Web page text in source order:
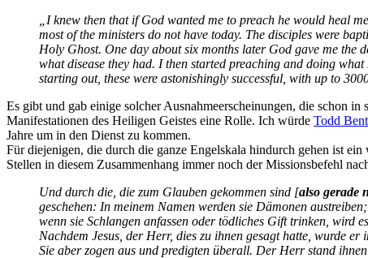
„I knew then that if God wanted me to preach he would heal
most of the ministers do not have today. The disciples were
Holy Ghost. One day about six months later God gave me the
what disease they had. I then started preaching and doing
starting out, these were astonishingly successful, with up to
Es gibt und gab einige solcher Ausnahmeerscheinungen, die schon
Manifestationen des Heiligen Geistes eine Rolle. Ich würde Todd
Jahre um in den Dienst zu kommen.
Für diejenigen, die durch die ganze Engelskala hindurch gehen ist
Stellen in diesem Zusammenhang immer noch der Missionsbefehl
Und durch die, die zum Glauben gekommen sind [also gerade
geschehen: In meinem Namen werden sie Dämonen
wenn sie Schlangen anfassen oder tödliches Gift trinken, wird
Nachdem Jesus, der Herr, dies zu ihnen gesagt hatte, wurde
Sie aber zogen aus und predigten überall. Der Herr stand